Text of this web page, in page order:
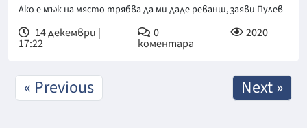
Ако е мъж на място трябва да ми даде реванш, заяви Пулев
14 декември |
17:22
0
коментара
2020
« Previous Next »